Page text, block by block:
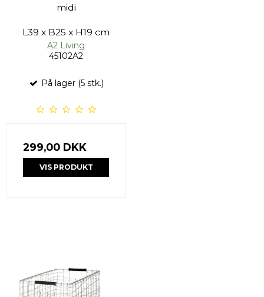
midi
L39 x B25 x H19 cm
A2 Living
45102A2
På lager (5 stk.)
299,00 DKK
VIS PRODUKT